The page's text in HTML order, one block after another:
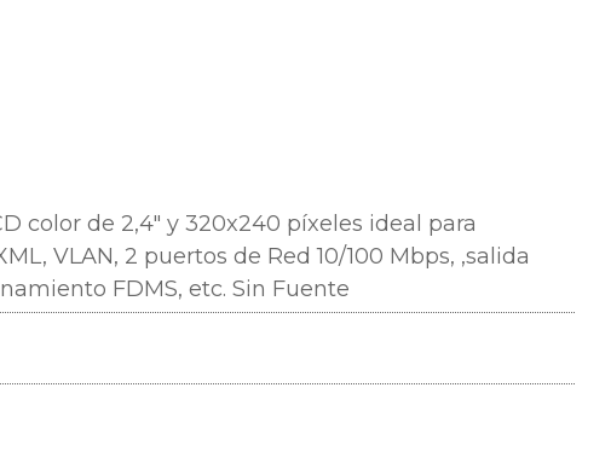
color de 2,4" y 320x240 píxeles ideal para
VLAN, 2 puertos de Red 10/100 Mbps, ,salida
FDMS, etc. Sin Fuente